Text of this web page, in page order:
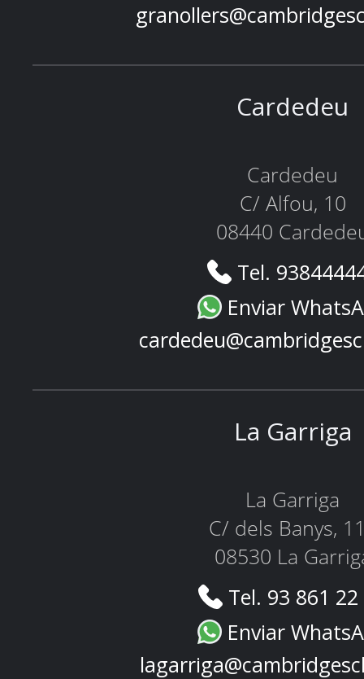
Cardedeu
Cardedeu
C/ Alfou, 10
08440
Tel.
Enviar
La Garriga
La Garriga
C/ dels Banys,
08530 La
Tel. 93 861
Enviar